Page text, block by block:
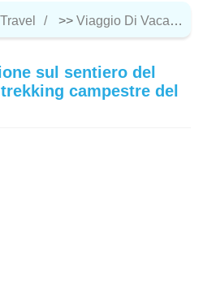
>> Viaggio Di Vacanza
sul sentiero del
campestre del